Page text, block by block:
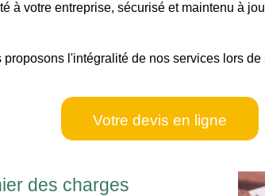
à votre entreprise, sécurisé et maintenu à
proposons l'intégralité de nos services lors
Votre devis en ligne
des charges